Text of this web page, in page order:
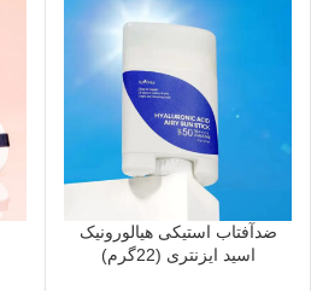
ضدآفتاب استیکی هیالورونیک
اسید ایزنتری (22گرم)